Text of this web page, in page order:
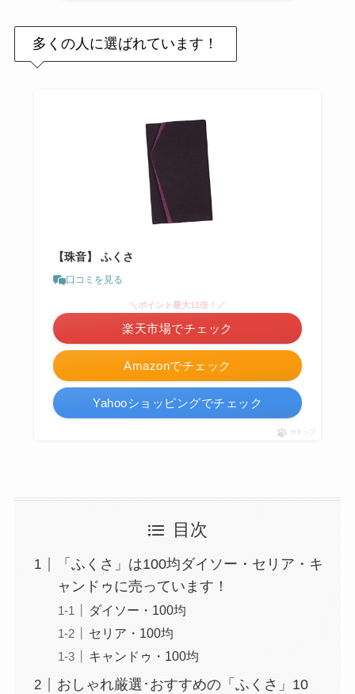
多くの人に選ばれています！
【珠音】 ふくさ
口コミを見る
Amazonでチェック
＼ポイント最大11倍！／
楽天市場でチェック
Yahooショッピングでチェック
ポチップ
目次
「ふくさ」は100均ダイソー・セリア・キ
ャンドゥに売っています！
ダイソー・100均
セリア・100均
キャンドゥ・100均
おしゃれ厳選･おすすめの「ふくさ」10